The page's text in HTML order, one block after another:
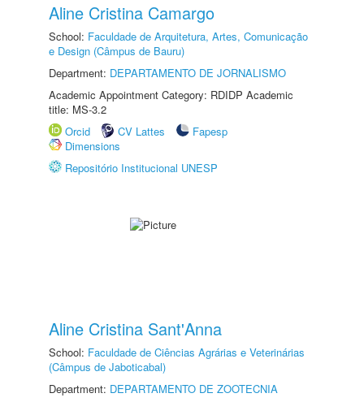
Aline Cristina Camargo
School: Faculdade de Arquitetura, Artes, Comunicação
e Design (Câmpus de Bauru)
Department: DEPARTAMENTO DE JORNALISMO
Academic Appointment Category: RDIDP Academic
title: MS-3.2
Orcid
CV Lattes
Fapesp
Dimensions
Repositório Institucional UNESP
Aline Cristina Sant'Anna
School: Faculdade de Ciências Agrárias e Veterinárias
(Câmpus de Jaboticabal)
Department: DEPARTAMENTO DE ZOOTECNIA